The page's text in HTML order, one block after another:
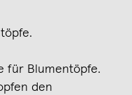
für Blumentöpfe.
den